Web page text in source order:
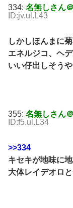
334: 名無しさん
ID:jv.ul.L43
しかしほんまに
エネルジコ、ヘ
いい仔出しそうや
355: 名無しさん
ID:f5.ul.L34
>>334
キセキが地味に
大体レイデオロ